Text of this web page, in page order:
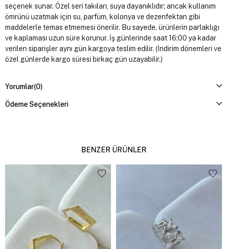
seçenek sunar. Özel seri takıları, suya dayanıklıdır; ancak kullanım
ömrünü uzatmak için su, parfüm, kolonya ve dezenfektan gibi
maddelerle temas etmemesi önerilir. Bu sayede, ürünlerin parlaklığı
ve kaplaması uzun süre korunur. İş günlerinde saat 16:00 ya kadar
verilen siparişler aynı gün kargoya teslim edilir. (İndirim dönemleri ve
özel günlerde kargo süresi birkaç gün uzayabilir.)
Yorumlar(0)
Ödeme Seçenekleri
BENZER ÜRÜNLER